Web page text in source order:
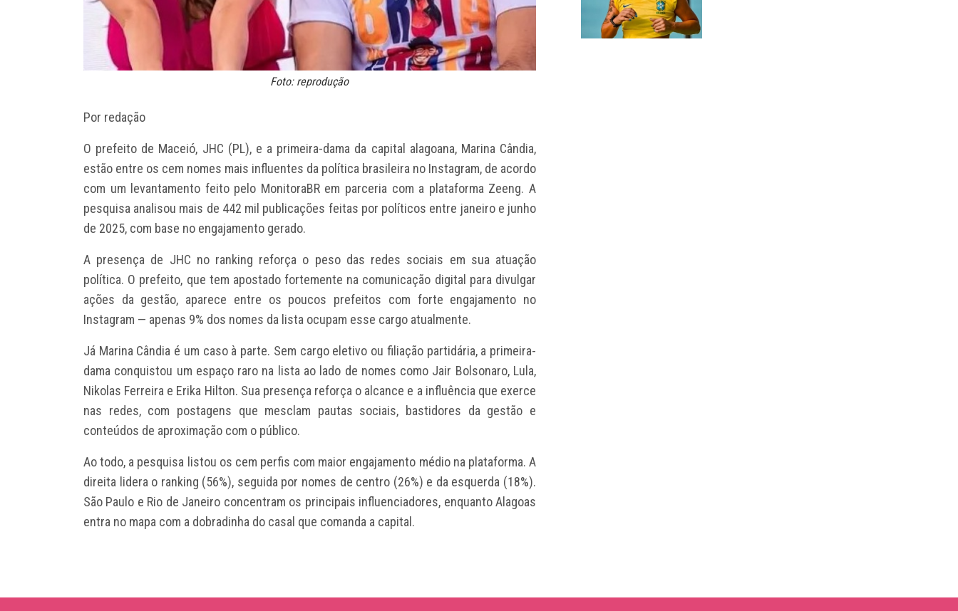
Foto: reprodução
Por redação
O prefeito de Maceió, JHC (PL), e a primeira-dama da capital alagoana, Marina Cândia,
estão entre os cem nomes mais influentes da política brasileira no Instagram, de acordo
com um levantamento feito pelo MonitoraBR em parceria com a plataforma Zeeng. A
pesquisa analisou mais de 442 mil publicações feitas por políticos entre janeiro e junho
de 2025, com base no engajamento gerado.
A presença de JHC no ranking reforça o peso das redes sociais em sua atuação
política. O prefeito, que tem apostado fortemente na comunicação digital para divulgar
ações da gestão, aparece entre os poucos prefeitos com forte engajamento no
Instagram — apenas 9% dos nomes da lista ocupam esse cargo atualmente.
Já Marina Cândia é um caso à parte. Sem cargo eletivo ou filiação partidária, a primeira-
dama conquistou um espaço raro na lista ao lado de nomes como Jair Bolsonaro, Lula,
Nikolas Ferreira e Erika Hilton. Sua presença reforça o alcance e a influência que exerce
nas redes, com postagens que mesclam pautas sociais, bastidores da gestão e
conteúdos de aproximação com o público.
Ao todo, a pesquisa listou os cem perfis com maior engajamento médio na plataforma. A
direita lidera o ranking (56%), seguida por nomes de centro (26%) e da esquerda (18%).
São Paulo e Rio de Janeiro concentram os principais influenciadores, enquanto Alagoas
entra no mapa com a dobradinha do casal que comanda a capital.